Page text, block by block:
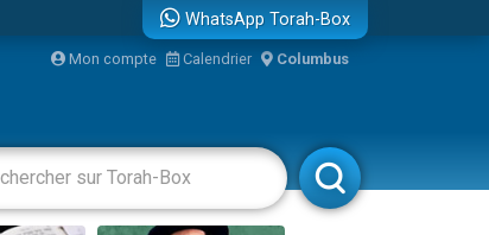
WhatsApp Torah-Box
Mon compte Calendrier Columbus
Livres Rabbanim